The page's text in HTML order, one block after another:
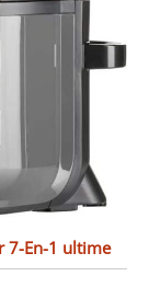
7-En-1 ultime